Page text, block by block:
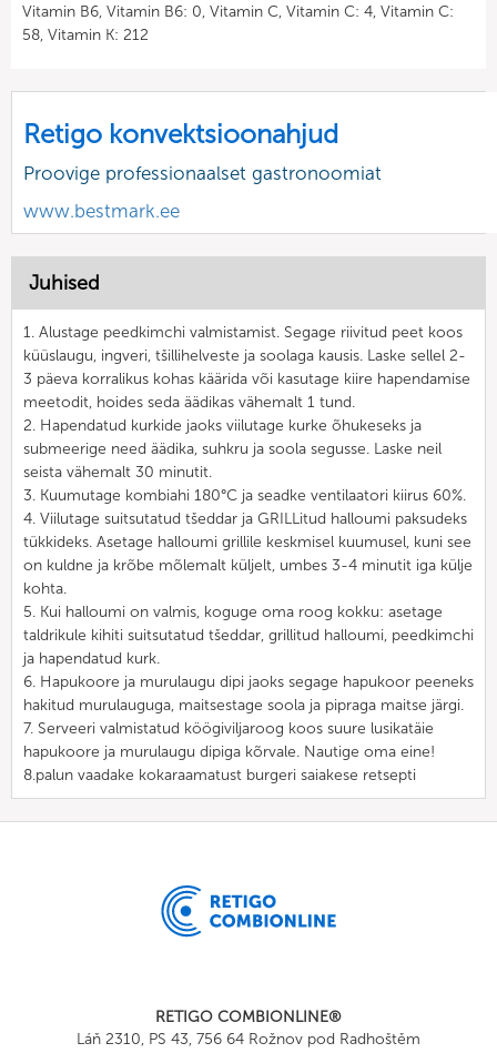
Vitamin B6, Vitamin B6: 0, Vitamin C, Vitamin C: 4, Vitamin C:
58, Vitamin K: 212
Retigo konvektsioonahjud
Proovige professionaalset gastronoomiat
www.bestmark.ee
Juhised
1. Alustage peedkimchi valmistamist. Segage riivitud peet koos
küüslaugu, ingveri, tšillihelveste ja soolaga kausis. Laske sellel 2-
3 päeva korralikus kohas käärida või kasutage kiire hapendamise
meetodit, hoides seda äädikas vähemalt 1 tund.
2. Hapendatud kurkide jaoks viilutage kurke õhukeseks ja
submeerige need äädika, suhkru ja soola segusse. Laske neil
seista vähemalt 30 minutit.
3. Kuumutage kombiahi 180°C ja seadke ventilaatori kiirus 60%.
4. Viilutage suitsutatud tšeddar ja GRILLitud halloumi paksudeks
tükkideks. Asetage halloumi grillile keskmisel kuumusel, kuni see
on kuldne ja krõbe mõlemalt küljelt, umbes 3-4 minutit iga külje
kohta.
5. Kui halloumi on valmis, koguge oma roog kokku: asetage
taldrikule kihiti suitsutatud tšeddar, grillitud halloumi, peedkimchi
ja hapendatud kurk.
6. Hapukoore ja murulaugu dipi jaoks segage hapukoor peeneks
hakitud murulauguga, maitsestage soola ja pipraga maitse järgi.
7. Serveeri valmistatud köögiviljaroog koos suure lusikatäie
hapukoore ja murulaugu dipiga kõrvale. Nautige oma eine!
8.palun vaadake kokaraamatust burgeri saiakese retsepti
RETIGO COMBIONLINE®
Láň 2310, PS 43, 756 64 Rožnov pod Radhoštěm